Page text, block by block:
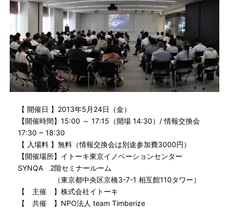
【 開催日 】2013年5月24日（金）
【開催時間】15:00 ～ 17:15（開場 14:30）/ 情報交換会
17:30 ~ 18:30
【 入場料 】無料（情報交換会は別途参加費3000円）
【開催場所】イトーキ東京イノベーションセンター
SYNQA 2階セミナールーム
（東京都中央区京橋3-7-1 相互館110タワー）
【 主催 】株式会社イトーキ
【 共催 】NPO法人 team Timberize